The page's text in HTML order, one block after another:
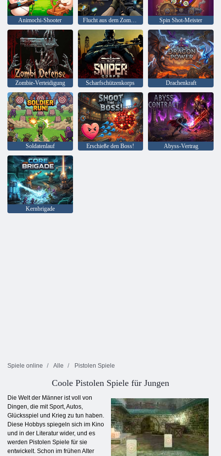
Animochi-Shooter Flucht aus dem Zombielabor Spin Shot-Meister
Zombie-Verteidigung Scharfschützenkorps Drachenkraft
Soldatenlauf Erschieße den Boss! Abyss-Vertrag
Kernbrigade
Spiele online Alle Pistolen Spiele
Coole Pistolen Spiele für Jungen
Die Welt der Männer ist voll von
Dingen, die mit Sport, Autos,
Glücksspiel und Krieg zu tun haben.
Diese Hobbys spiegeln sich im Kino
und in der Literatur wider, und es
werden Pistolen Spiele für sie
entwickelt. Schon im frühen Alter